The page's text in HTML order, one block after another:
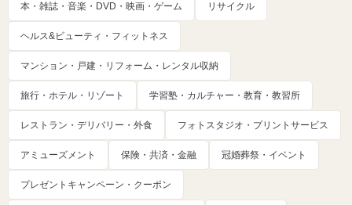
本・雑誌・音楽・DVD・映画・ゲーム リサイクル
ヘルス&ビューティ・フィットネス
マンション・戸建・リフォーム・レンタル収納
旅行・ホテル・リゾート 学習塾・カルチャー・教育・教習所
レストラン・デリバリー・外食 フォトスタジオ・プリントサービス
アミューズメント 保険・共済・金融 冠婚葬祭・イベント
プレゼントキャンペーン・クーポン